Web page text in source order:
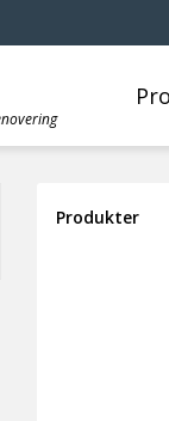
Produkter